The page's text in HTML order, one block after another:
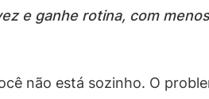
e ganhe rotina, com
não está sozinho. O